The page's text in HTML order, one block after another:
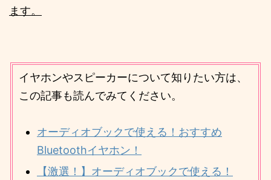
ます。
イヤホンやスピーカーについて知りたい方は、
この記事も読んでみてください。
オーディオブックで使える！おすすめ
Bluetoothイヤホン！
【激選！】オーディオブックで使える！